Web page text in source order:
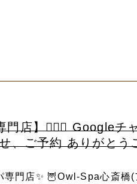
門店】💆🏼‍♀️ Googleチ
、ご予約 ありがとう
専門店✨ 🦉Owl-Spa心斎橋(